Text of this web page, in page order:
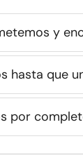
y
hasta que
por